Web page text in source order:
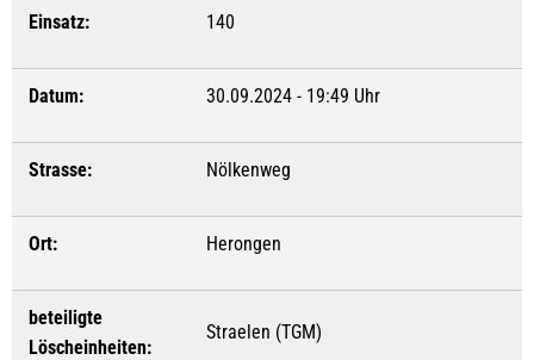
Einsatz: 140
Datum: 30.09.2024 - 19:49 Uhr
Strasse: Nölkenweg
Ort: Herongen
beteiligte
Löscheinheiten:
Straelen (TGM)